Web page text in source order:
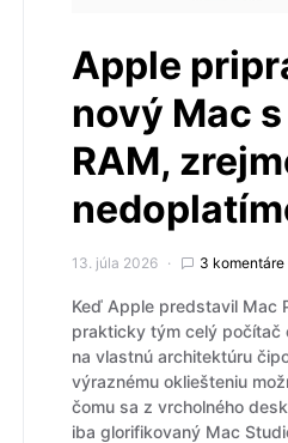
Apple
nový Mac s
RAM,
13. júla 2026 3 komentáre
Keď Apple predstavil Mac
prakticky tým celý počítač
na vlastnú architektúru
výraznému okliešteniu
čomu sa z vrcholného
iba glorifikovaný Mac